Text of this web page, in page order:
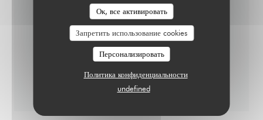
Ок, все активировать
Запретить использование cookies
Персонализировать
Политика конфиденциальности
undefined
LE PARIS 17